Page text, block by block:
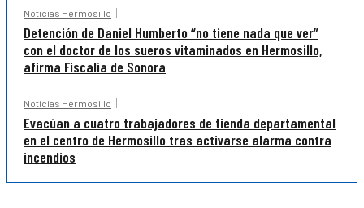
Noticias Hermosillo
Detención de Daniel Humberto “no tiene nada que ver”
con el doctor de los sueros vitaminados en Hermosillo,
afirma Fiscalía de Sonora
Noticias Hermosillo
Evacúan a cuatro trabajadores de tienda departamental
en el centro de Hermosillo tras activarse alarma contra
incendios